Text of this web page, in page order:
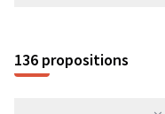
136 propositions